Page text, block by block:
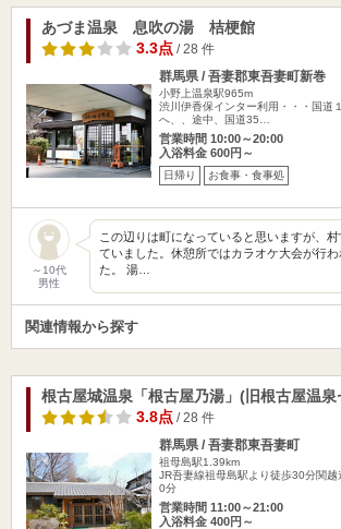
あづま温泉 息吹の湯 桔梗館
3.3点/ 28 件
群馬県 / 吾妻郡東吾妻町新巻
小野上温泉駅965m
渋川伊香保インター利用・・・国道
へ、、途中、国道35…
営業時間 10:00～20:00
入浴料金 600円～
日帰り お食事・食事処
～10代
男性
この辺りは町になっていると思いますが、
ていました。休憩所ではカラオケ大会が行
た。 湯…
関連情報から探す
根古屋城温泉「根古屋乃湯」(旧根古屋温泉
3.8点/ 28 件
群馬県 / 吾妻郡東吾妻町
祖母島駅1.39km
JR吾妻線祖母島駅より徒歩30分関越
0分
営業時間 11:00～21:00
入浴料金 400円～